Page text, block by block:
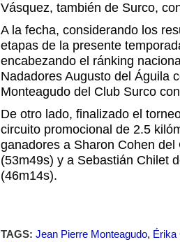
Vásquez, también de Surco,
A la fecha, considerando los
etapas de la presente
encabezando el ránking
Nadadores Augusto del Águila
Monteagudo del Club Surco
De otro lado, finalizado el
circuito promocional de 2.5
ganadores a Sharon Cohen
(53m49s) y a Sebastián Chilet
(46m14s).
TAGS: Jean Pierre Monteagudo, Érika